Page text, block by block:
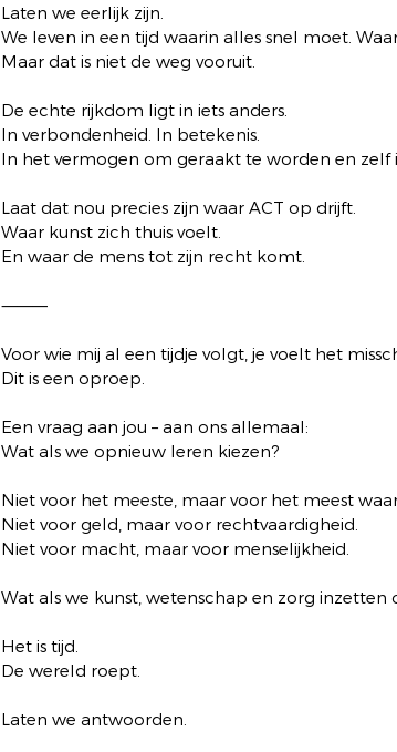
Laten we eerlijk zijn.
We leven in een tijd waarin alles snel moet.
Maar dat is niet de weg vooruit.
De echte rijkdom ligt in iets anders.
In verbondenheid. In betekenis.
In het vermogen om geraakt te worden en zelf
Laat dat nou precies zijn waar ACT op drijft.
Waar kunst zich thuis voelt.
En waar de mens tot zijn recht komt.
⸻
Voor wie mij al een tijdje volgt, je voelt het
Dit is een oproep.
Een vraag aan jou – aan ons allemaal:
Wat als we opnieuw leren kiezen?
Niet voor het meeste, maar voor het meest
Niet voor geld, maar voor rechtvaardigheid.
Niet voor macht, maar voor menselijkheid.
Wat als we kunst, wetenschap en zorg
Het is tijd.
De wereld roept.
Laten we antwoorden.